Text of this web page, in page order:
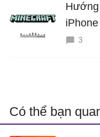
Hướng
iPhone
3
Có thể bạn